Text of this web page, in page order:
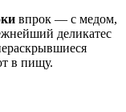
впрок — с медом,
деликатес
в пищу.